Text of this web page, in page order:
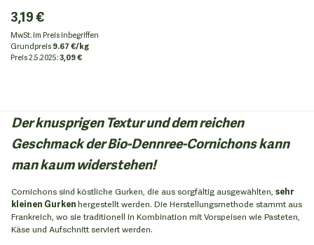
3,19 €
MwSt. im Preis inbegriffen
Grundpreis9.67 €/kg
Preis2.5.2025:3,09 €
Der knusprigen Textur und dem reichen
Geschmack der Bio-Dennree-Cornichons kann
man kaum widerstehen!
Cornichons sind köstliche Gurken, die aus sorgfältig ausgewählten, sehr
kleinen Gurkenhergestellt werden. Die Herstellungsmethode stammt aus
Frankreich, wo sie traditionell in Kombination mit Vorspeisen wie Pasteten,
Käse und Aufschnitt serviert werden.